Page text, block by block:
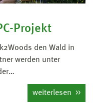
Projekt
den Wald in
werden unter
weiterlesen